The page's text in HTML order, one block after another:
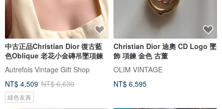
中古正品Christian Dior 復古藍
色Oblique 老花小金磚吊墜項鍊
Autrefois Vintage Gift Shop
NT$ 4,509 NT$ 6,630
綠色友善
Christian Dior 迪奧 CD Logo 墜
飾 項鍊 金色 古董
OLIM VINTAGE
NT$ 6,595